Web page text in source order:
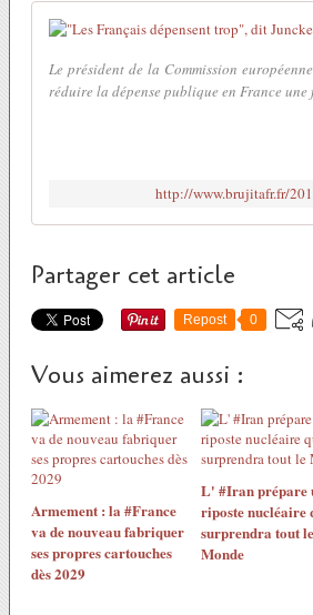
Le président de la Commission
réduire la dépense publique en France
http://www.brujitafr.fr/
Partager cet article
Repost 0
Vous aimerez aussi :
Armement : la #France
va de nouveau fabriquer
ses propres cartouches
dès 2029
L' #Iran prépare
riposte nucléaire
surprendra tout le
Monde